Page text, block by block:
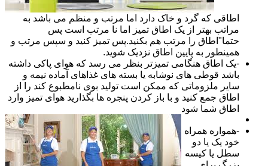
اطاقی که گرد و خاک دارد اما مرتب و منظم می باشد به
مراتب بهتر از یک اطاق تمیز اما نا مرتب است پس
حتما"اطاق را مرتب هم بکنید.پس تمیز کنید و سپس مرتب و
همینطور به پایین اطاق نزدیک شوید.
-یک اطاق هنگامی تمیزتر بنظر می رسد که هوای پاکی داشته
باشد قوطی های نوشابه یا بسته های غذاهای آماده نیمه و
سایر ملزوماتی که ممکن است تولید بوی نامطبوع کند را از
اطاق جمع کنید و با باز کردن پنجره ها بگذارید هوای تمیز وارد
اطاق شما شود
-همواره همراه
خود یک یا دو
سطل یا کیسه